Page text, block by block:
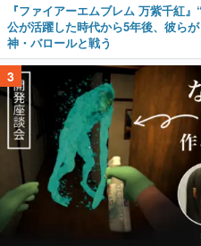
『ファイアーエムブレム 万紫千紅
公が活躍した時代から5年後、彼ら
神・バロールと戦う
3